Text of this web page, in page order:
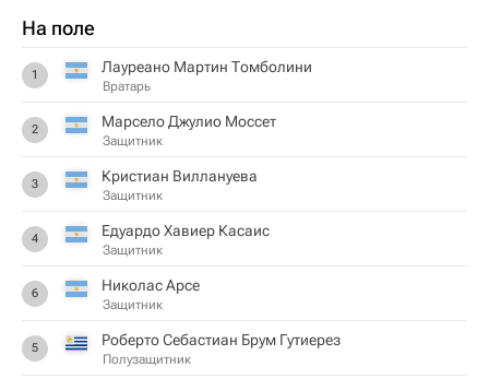
На поле
1 Лауреано Мартин Томболини
Вратарь
2 Марсело Джулио Моссет
Защитник
3 Кристиан Виллануева
Защитник
4 Едуардо Хавиер Касаис
Защитник
6 Николас Арсе
Защитник
5 Роберто Себастиан Брум Гутиерез
Полузащитник